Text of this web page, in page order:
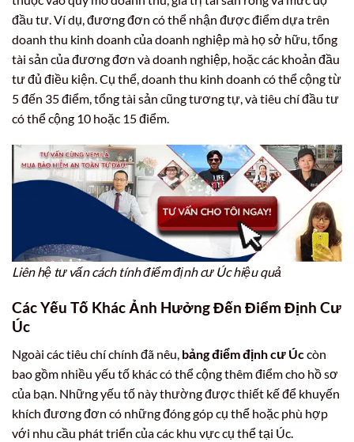
đầu tư. Ví dụ, đương đơn có thể nhận được điểm dựa trên
doanh thu kinh doanh của doanh nghiệp mà họ sở hữu, tổng
tài sản của đương đơn và doanh nghiệp, hoặc các khoản đầu
tư đủ điều kiện. Cụ thể, doanh thu kinh doanh có thể cộng từ
5 đến 35 điểm, tổng tài sản cũng tương tự, và tiêu chí đầu tư
có thể cộng 10 hoặc 15 điểm.
Liên hệ tư vấn cách tính điểm định cư Úc hiệu quả
Các Yếu Tố Khác Ảnh Hưởng Đến Điểm Định Cư
Úc
Ngoài các tiêu chí chính đã nêu, bảng điểm định cư Úccòn
bao gồm nhiều yếu tố khác có thể cộng thêm điểm cho hồ sơ
của bạn. Những yếu tố này thường được thiết kế để khuyến
khích đương đơn có những đóng góp cụ thể hoặc phù hợp
với nhu cầu phát triển của các khu vực cụ thể tại Úc.